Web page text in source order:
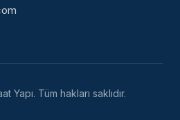
Yapı. Tüm hakları saklıdır.